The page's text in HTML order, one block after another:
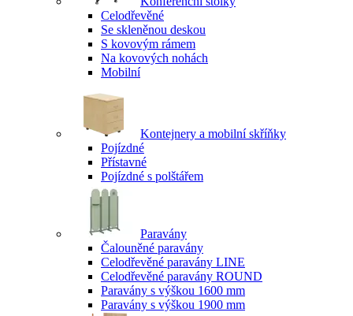
Celodřevěné
Se skleněnou deskou
S kovovým rámem
Na kovových nohách
Mobilní
Kontejnery a mobilní skříňky
Pojízdné
Přístavné
Pojízdné s polštářem
Paravány
Čalouněné paravány
Celodřevěné paravány LINE
Celodřevěné paravány ROUND
Paravány s výškou 1600 mm
Paravány s výškou 1900 mm